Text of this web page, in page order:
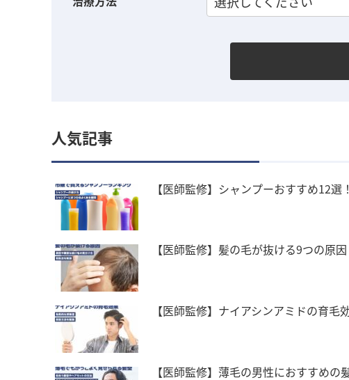
人気記事
【医師監修】シャンプーおすすめ12
【医師監修】髪の毛が抜ける9つの原
【医師監修】ナイアシンアミドの育
【医師監修】薄毛の男性におすすめ